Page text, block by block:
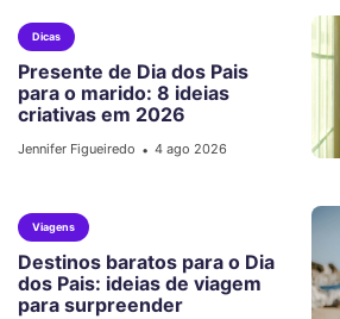
Dicas
Presente de Dia dos Pais
para o marido: 8 ideias
criativas em 2026
Jennifer Figueiredo • 4 ago 2026
Viagens
Destinos baratos para o Dia
dos Pais: ideias de viagem
para surpreender